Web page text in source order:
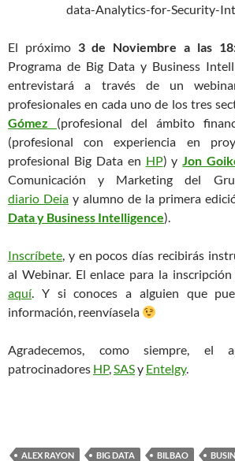
data-Analytics-for-Security-
El próximo 3 de Noviembre a las
Programa de Big Data y Business
entrevistará a través de un
profesionales en cada uno de los tres
Gómez (profesional del ámbito
(profesional con experiencia en
profesional Big Data en HP) yJon
Comunicación y Marketing del
diario Deia y alumno de la primera
Data y Business Intelligence).
Inscríbete, y en pocos días recibirás
al Webinar. El enlace para la
aquí. Y si conoces a alguien que
información, reenvíasela
Agradecemos, como siempre, el
patrocinadores HP,SASy Entelgy.
ALEX RAYON BIG DATA BILBAO